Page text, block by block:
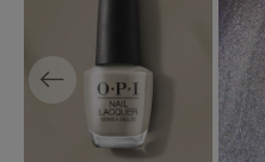
Previous